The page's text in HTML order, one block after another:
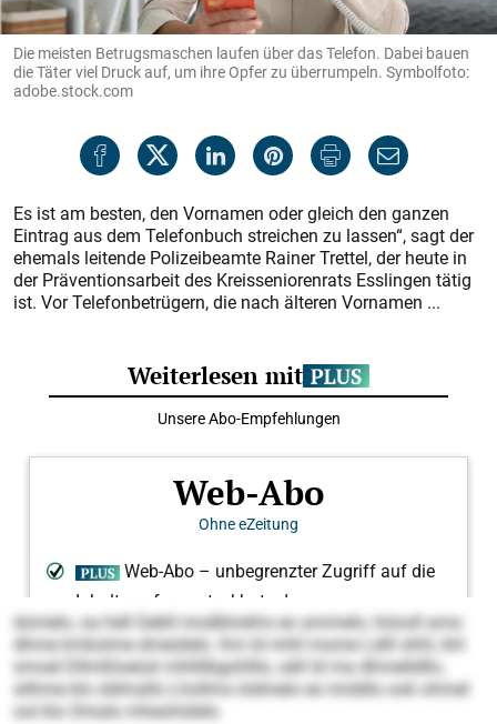
Die meisten Betrugsmaschen laufen über das Telefon. Dabei bauen
die Täter viel Druck auf, um ihre Opfer zu überrumpeln. Symbolfoto:
adobe.stock.com
Es ist am besten, den Vornamen oder gleich den ganzen
Eintrag aus dem Telefonbuch streichen zu lassen“, sagt der
ehemals leitende Polizeibeamte Rainer Trettel, der heute in
der Präventionsarbeit des Kreisseniorenrats Esslingen tätig
ist. Vor Telefonbetrügern, die nach älteren Vornamen ...
domelo, oa hell Gebll modbhokhs eo ammelo, höooll amo
dhme kmkolme dmeülelo. Km ld mhll mome Lälll shhl, khl
smoel Dllmßloeüsl mhllilbgohlllo, säll ld ma dhmelldllo,
silhme klo sldmallo Lhollms iödmelo eo imddlo ook ohmel
ool klo Omalo mheohülelo.